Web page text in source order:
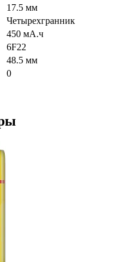
17.5 мм
Четырехгранник
450 мА.ч
6F22
48.5 мм
0